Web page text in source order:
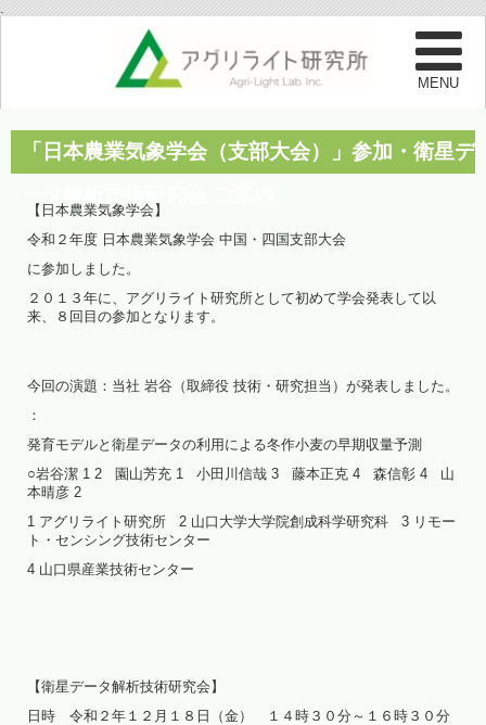
.
「日本農業気象学会（支部大会）」参加・衛星デ
【日本農業気象学会】
令和２年度 日本農業気象学会 中国・四国支部大会
に参加しました。
２０１３年に、アグリライト研究所として初めて学会発表して以
来、８回目の参加となります。
今回の演題：当社 岩谷（取締役 技術・研究担当）が発表しました。
：
発育モデルと衛星データの利用による冬作小麦の早期収量予測
○岩谷潔 1 2 園山芳充 1 小田川信哉 3 藤本正克 4 森信彰 4 山
本晴彦 2
1 アグリライト研究所 2 山口大学大学院創成科学研究科 3 リモー
ト・センシング技術センター
4 山口県産業技術センター
【衛星データ解析技術研究会】
日時 令和２年１２月１８日（金） １４時３０分～１６時３０分